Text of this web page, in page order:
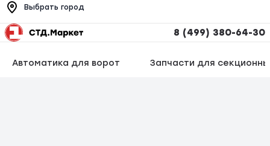
Выбрать город
8 (499) 380-64-30
Автоматика для ворот Запчасти для